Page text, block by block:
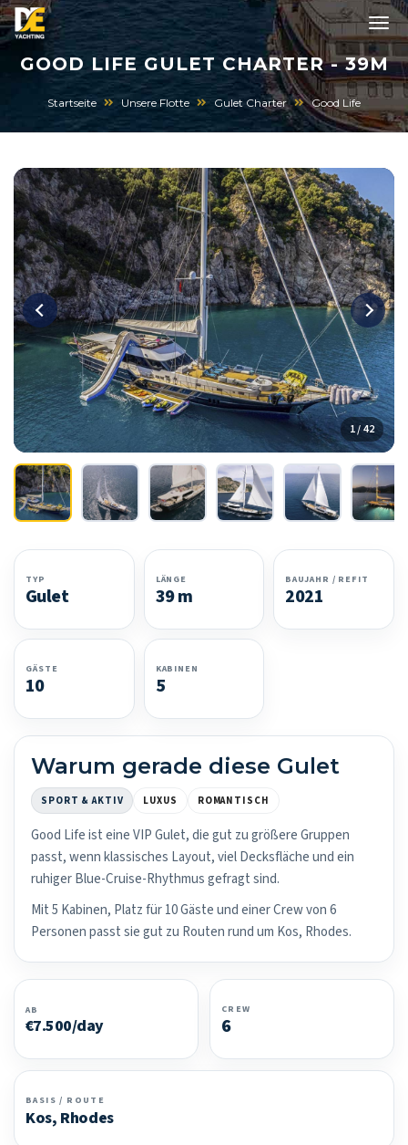
GOOD LIFE GULET CHARTER - 39M
Startseite Unsere Flotte Gulet Charter Good Life
1 / 42
TYP
Gulet
LÄNGE
39 m
BAUJAHR / REFIT
2021
GÄSTE
10
KABINEN
5
Warum gerade diese Gulet
SPORT & AKTIV LUXUS ROMANTISCH
Good Life ist eine VIP Gulet, die gut zu größere Gruppen
passt, wenn klassisches Layout, viel Decksfläche und ein
ruhiger Blue-Cruise-Rhythmus gefragt sind.
Mit 5 Kabinen, Platz für 10 Gäste und einer Crew von 6
Personen passt sie gut zu Routen rund um Kos, Rhodes.
AB
€7.500/day
CREW
6
BASIS / ROUTE
Kos, Rhodes